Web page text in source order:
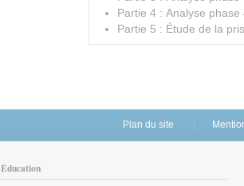
Partie 4 : Analyse
Partie 5 : Étude de la
Plan du site
Éducation